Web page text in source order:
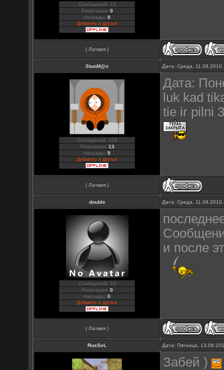
Сообщений: 10
Репутация: 0
Награды:0
Добавить в друзья
( Латвия )
StunM@n Дата: Среда,
Сообщений: 103
Репутация: 13
Награды:5
Добавить в друзья
Дата:
luk kad
tie ir pilni
( Латвия )
double Дата: Среда,
Сообщений: 10
Репутация: 0
Награды:0
Добавить в друзья
и после
( Латвия )
RusSeL Дата: Пятница,
Забей )